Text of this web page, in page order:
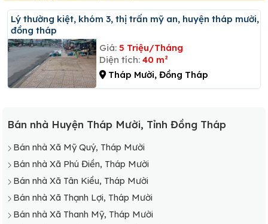
Lý thường kiệt, khóm 3, thị trấn mỹ an, huyện tháp mười,
đồng tháp
Giá: 5 Triệu/Tháng
Diện tích: 40 m²
Tháp Mười, Đồng Tháp
Bán nhà Huyện Tháp Mười, Tỉnh Đồng Tháp
Bán nhà Xã Mỹ Quý, Tháp Mười
Bán nhà Xã Phú Điền, Tháp Mười
Bán nhà Xã Tân Kiều, Tháp Mười
Bán nhà Xã Thạnh Lợi, Tháp Mười
Bán nhà Xã Thanh Mỹ, Tháp Mười